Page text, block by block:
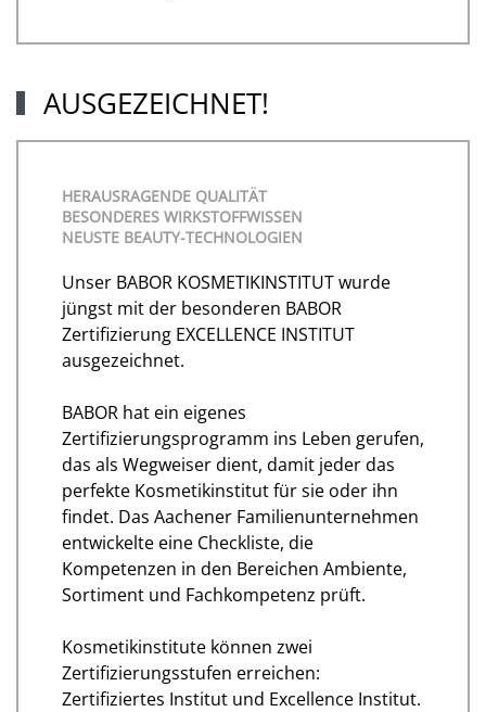
AUSGEZEICHNET!
HERAUSRAGENDE QUALITÄT
BESONDERES WIRKSTOFFWISSEN
NEUSTE BEAUTY-TECHNOLOGIEN
Unser BABOR KOSMETIKINSTITUT wurde
jüngst mit der besonderen BABOR
Zertifizierung EXCELLENCE INSTITUT
ausgezeichnet.
BABOR hat ein eigenes
Zertifizierungsprogramm ins Leben gerufen,
das als Wegweiser dient, damit jeder das
perfekte Kosmetikinstitut für sie oder ihn
findet. Das Aachener Familienunternehmen
entwickelte eine Checkliste, die
Kompetenzen in den Bereichen Ambiente,
Sortiment und Fachkompetenz prüft.
Kosmetikinstitute können zwei
Zertifizierungsstufen erreichen:
Zertifiziertes Institut und Excellence Institut.